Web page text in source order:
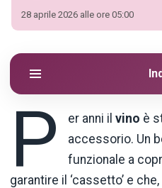
28 aprile 2026 alle ore 05:00
P er anni ilvino è
accessorio. Un
funzionale a
garantire il ‘cassetto’ e